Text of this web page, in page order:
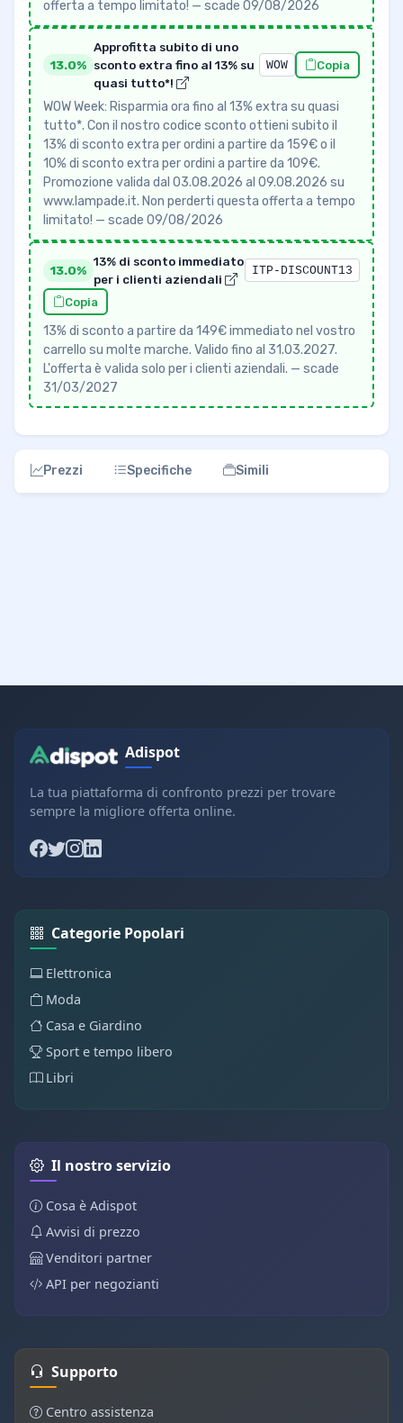
offerta a tempo limitato! — scade 09/08/2026
13.0%
Approfitta subito di uno
sconto extra fino al 13% su
quasi tutto*!
WOW Copia
WOW Week: Risparmia ora fino al 13% extra su quasi
tutto*. Con il nostro codice sconto ottieni subito il
13% di sconto extra per ordini a partire da 159€ o il
10% di sconto extra per ordini a partire da 109€.
Promozione valida dal 03.08.2026 al 09.08.2026 su
www.lampade.it. Non perderti questa offerta a tempo
limitato! — scade 09/08/2026
13.0%
13% di sconto immediato
per i clienti aziendali
ITP-DISCOUNT13
Copia
13% di sconto a partire da 149€ immediato nel vostro
carrello su molte marche. Valido fino al 31.03.2027.
L'offerta è valida solo per i clienti aziendali. — scade
31/03/2027
Prezzi Specifiche Simili
Adispot
La tua piattaforma di confronto prezzi per trovare
sempre la migliore offerta online.
Categorie Popolari
Elettronica
Moda
Casa e Giardino
Sport e tempo libero
Libri
Il nostro servizio
Cosa è Adispot
Avvisi di prezzo
Venditori partner
API per negozianti
Supporto
Centro assistenza